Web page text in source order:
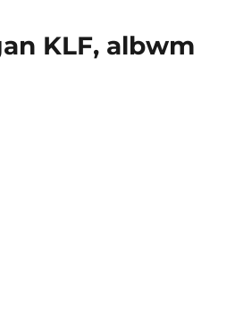
Twin:
gweld
KLF, albwm